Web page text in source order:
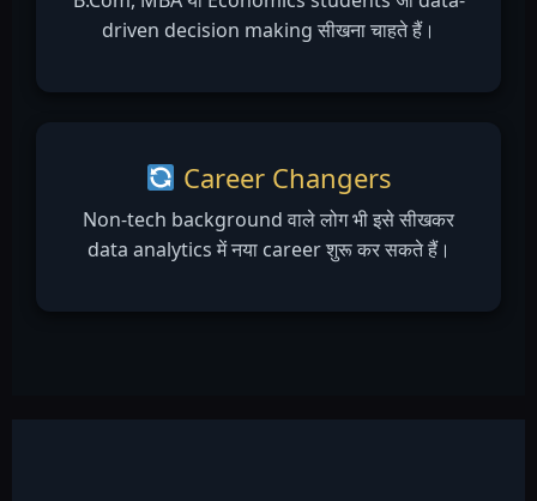
driven decision making सीखना चाहते हैं।
Career Changers
Non-tech background वाले लोग भी इसे सीखकर
data analytics में नया career शुरू कर सकते हैं।